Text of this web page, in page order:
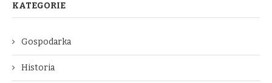
KATEGORIE
Gospodarka
Historia